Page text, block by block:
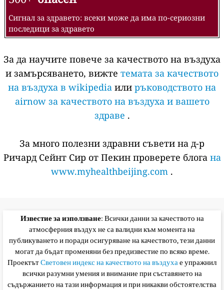
Сигнал за здравето: всеки може да има по-сериозни
последици за здравето
За да научите повече за качеството на въздуха
и замърсяването, вижте темата за качеството
на въздуха в wikipedia или ръководството на
airnow за качеството на въздуха и вашето
здраве .
За много полезни здравни съвети на д-р
Ричард Сейнт Сир от Пекин проверете блога на
www.myhealthbeijing.com .
Известие за използване: Всички данни за качеството на
атмосферния въздух не са валидни към момента на
публикуването и поради осигуряване на качеството, тези данни
могат да бъдат променяни без предизвестие по всяко време.
ПроектътСветовен индекс на качеството на въздухае упражнил
всички разумни умения и внимание при съставянето на
съдържанието на тази информация и при никакви обстоятелства